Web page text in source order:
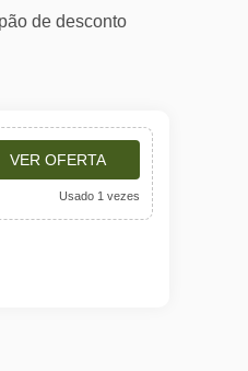
de desconto
VER OFERTA
Usado 1 vezes